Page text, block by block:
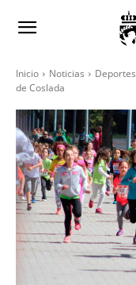
Inicio Noticias Deportes
de Coslada